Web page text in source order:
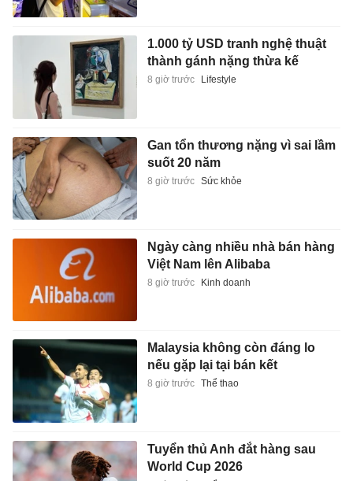
1.000 tỷ USD tranh nghệ thuật
thành gánh nặng thừa kế
8 giờ trước Lifestyle
Gan tổn thương nặng vì sai lầm
suốt 20 năm
8 giờ trước Sức khỏe
Ngày càng nhiều nhà bán hàng
Việt Nam lên Alibaba
8 giờ trước Kinh doanh
Malaysia không còn đáng lo
nếu gặp lại tại bán kết
8 giờ trước Thể thao
Tuyển thủ Anh đắt hàng sau
World Cup 2026